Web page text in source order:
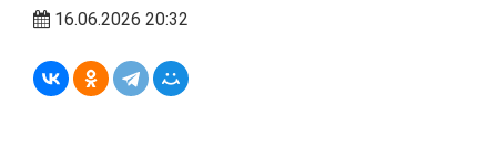
16.06.2026 20:32